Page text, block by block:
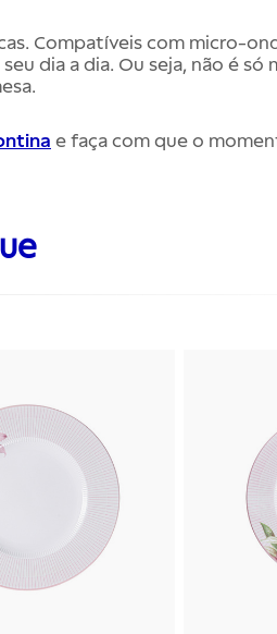
Compatíveis com micro-
dia a dia. Ou seja, não é só
e faça com que o